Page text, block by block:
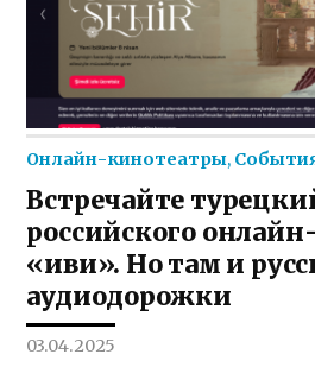
Онлайн-кинотеатры,
Встречайте
российского
«иви». Но там и
аудиодорожки
03.04.2025